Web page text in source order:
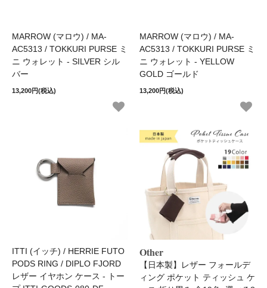
MARROW (マロウ) / MA-
AC5313 / TOKKURI PURSE ミ
ニ ウォレット - SILVER シル
バー
13,200円(税込)
MARROW (マロウ) / MA-
AC5313 / TOKKURI PURSE ミ
ニ ウォレット - YELLOW
GOLD ゴールド
13,200円(税込)
ITTI (イッチ) / HERRIE FUTO
PODS RING / DIPLO FJORD
レザー イヤホン ケース - トー
Other
【日本製】レザー フォールデ
ィング ポケット ティッシュ ケ